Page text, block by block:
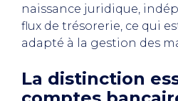
naissance juridique,
flux de trésorerie, ce qui
adapté à la gestion des
La distinction